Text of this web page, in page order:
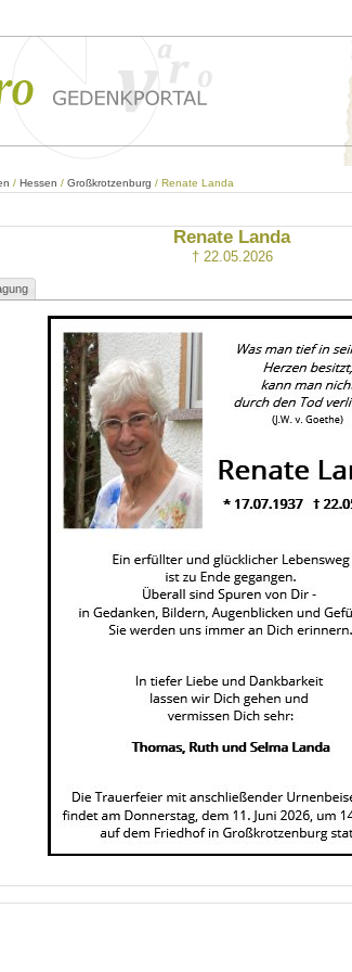
/ Hessen / Großkrotzenburg / Renate Landa
Renate Landa
† 22.05.2026